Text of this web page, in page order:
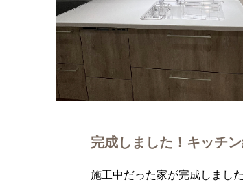
完成しました！キッチ
施工中だった家が完成しまし